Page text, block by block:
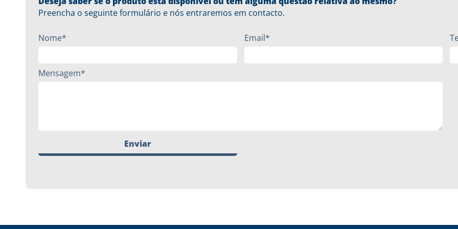
Preencha o seguinte formulário e nós entraremos em contacto.
Nome* Email*
Mensagem*
Enviar